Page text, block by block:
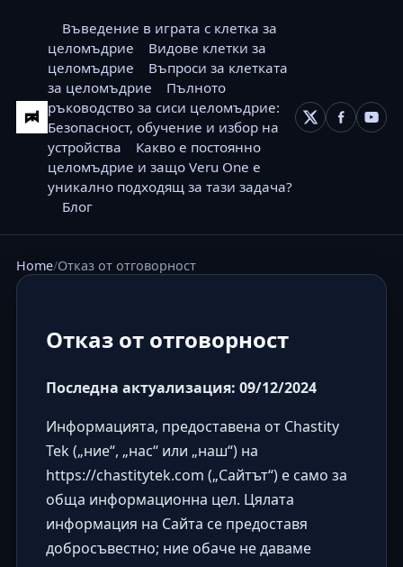
Въведение в играта с клетка за
целомъдрие
Видове клетки за
целомъдрие
Въпроси за клетката
за целомъдрие
Пълното
ръководство за сиси целомъдрие:
Безопасност, обучение и избор на
устройства
Какво е постоянно
целомъдрие и защо Veru One е
уникално подходящ за тази задача?
Блог
Home Отказ от отговорност
Отказ от отговорност
Последна актуализация: 09/12/2024
Информацията, предоставена от Chastity
Tek („ние“, „нас“ или „наш“) на
https://chastitytek.com („Сайтът“) е само за
обща информационна цел. Цялата
информация на Сайта се предоставя
добросъвестно; ние обаче не даваме